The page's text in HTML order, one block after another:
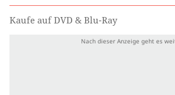
Kaufe auf DVD & Blu-Ray